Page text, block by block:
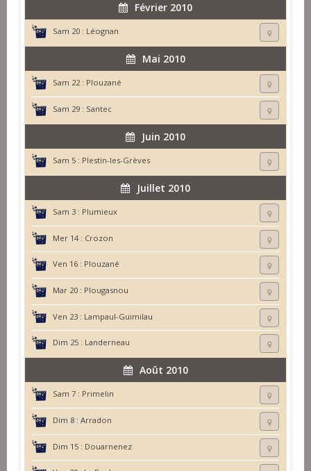
Février 2010
Sam 20 : Léognan
Mai 2010
Sam 22 : Plouzané
Sam 29 : Santec
Juin 2010
Sam 5 : Plestin-les-Grèves
Juillet 2010
Sam 3 : Plumieux
Mer 14 : Crozon
Ven 16 : Plouzané
Mar 20 : Plougasnou
Ven 23 : Lampaul-Guimilau
Dim 25 : Landerneau
Août 2010
Sam 7 : Primelin
Dim 8 : Arradon
Dim 15 : Douarnenez